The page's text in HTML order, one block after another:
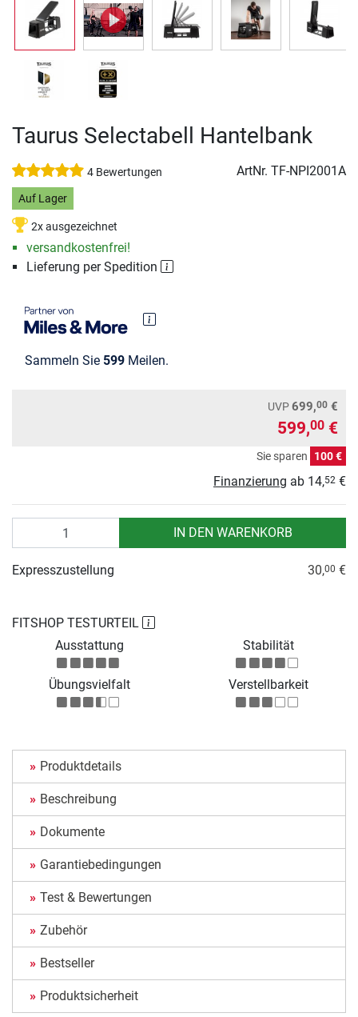
Taurus Selectabell Hantelbank
4 Bewertungen ArtNr. TF-NPI2001A
Auf Lager
2x ausgezeichnet
versandkostenfrei!
Lieferung per Spedition
Sammeln Sie 599 Meilen.
UVP699,00 €
599,00 €
Sie sparen 100 €
Finanzierung ab 14,52 €
IN DEN WARENKORB
FITSHOP TESTURTEIL
Ausstattung
Stabilität
Übungsvielfalt Verstellbarkeit
Expresszustellung 30,00 €
Produktdetails
Beschreibung
Dokumente
Garantiebedingungen
Test & Bewertungen
Zubehör
Bestseller
Produktsicherheit